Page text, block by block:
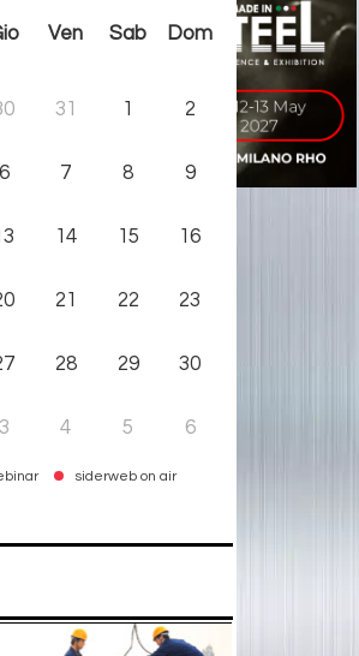
Ven Sab Dom
31 1 2
6 7 8 9
14 15 16
21 22 23
28 29 30
3 4 5 6
siderweb on air